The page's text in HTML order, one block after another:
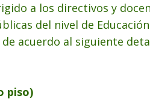
a los directivos y
del nivel de
de acuerdo al siguiente
piso)